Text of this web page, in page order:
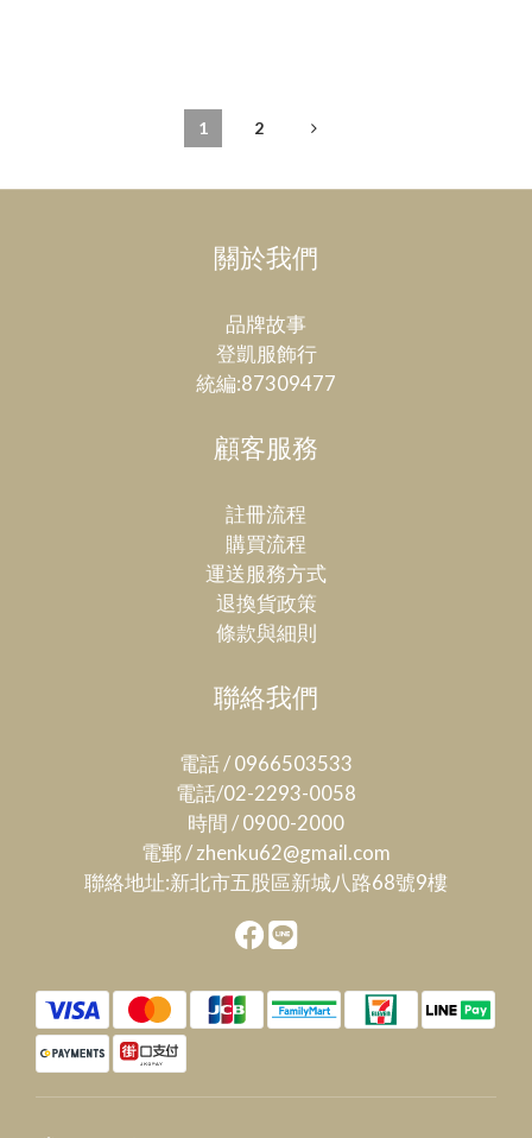
1 2
關於我們
品牌故事
登凱服飾行
統編:87309477
顧客服務
註冊流程
購買流程
運送服務方式
退換貨政策
條款與細則
聯絡我們
電話 / 0966503533
電話/02-2293-0058
時間 / 0900-2000
電郵 / zhenku62@gmail.com
聯絡地址:新北市五股區新城八路68號9樓